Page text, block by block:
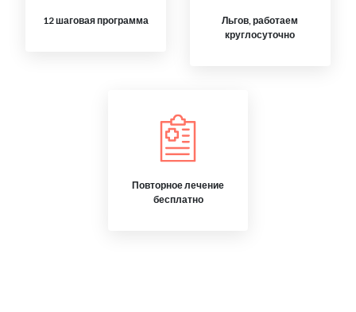
12 шаговая программа
Льгов, работаем
круглосуточно
Повторное лечение
бесплатно